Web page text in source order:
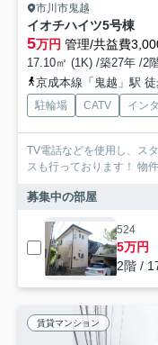
市川市鬼越
イオチハイツ5号棟
5万円 管理/共益費
17.10㎡ (1K) /築27年 /2
京成本線「鬼越」駅
駐輪場 CATV イン
TV電話などを使用し、ス
スも行っております！ 物
募集中の部屋
524
5万円
2階 /
賃貸マンション